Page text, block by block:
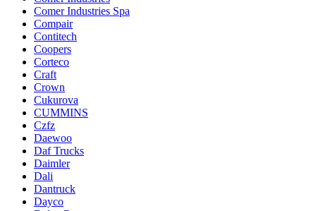
Comer Industries Spa
Compair
Contitech
Coopers
Corteco
Craft
Crown
Cukurova
CUMMINS
Czfz
Daewoo
Daf Trucks
Daimler
Dali
Dantruck
Dayco